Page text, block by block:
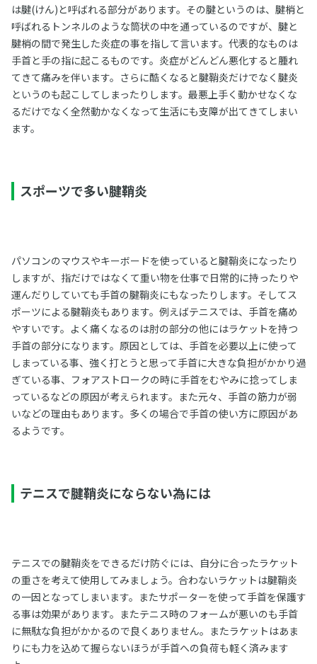
は腱(けん)と呼ばれる部分があります。その腱というのは、腱梢と
呼ばれるトンネルのような筒状の中を通っているのですが、腱と
腱梢の間で発生した炎症の事を指して言います。代表的なものは
手首と手の指に起こるものです。炎症がどんどん悪化すると腫れ
てきて痛みを伴います。さらに酷くなると腱鞘炎だけでなく腱炎
というのも起こしてしまったりします。最悪上手く動かせなくな
るだけでなく全然動かなくなって生活にも支障が出てきてしまい
ます。
スポーツで多い腱鞘炎
パソコンのマウスやキーボードを使っていると腱鞘炎になったり
しますが、指だけではなくて重い物を仕事で日常的に持ったりや
運んだりしていても手首の腱鞘炎にもなったりします。そしてス
ポーツによる腱鞘炎もあります。例えばテニスでは、手首を痛め
やすいです。よく痛くなるのは肘の部分の他にはラケットを持つ
手首の部分になります。原因としては、手首を必要以上に使って
しまっている事、強く打とうと思って手首に大きな負担がかかり過
ぎている事、フォアストロークの時に手首をむやみに捻ってしま
っているなどの原因が考えられます。また元々、手首の筋力が弱
いなどの理由もあります。多くの場合で手首の使い方に原因があ
るようです。
テニスで腱鞘炎にならない為には
テニスでの腱鞘炎をできるだけ防ぐには、自分に合ったラケット
の重さを考えて使用してみましょう。合わないラケットは腱鞘炎
の一因となってしまいます。またサポーターを使って手首を保護す
る事は効果があります。またテニス時のフォームが悪いのも手首
に無駄な負担がかかるので良くありません。またラケットはあま
りにも力を込めて握らないほうが手首への負荷も軽く済みます